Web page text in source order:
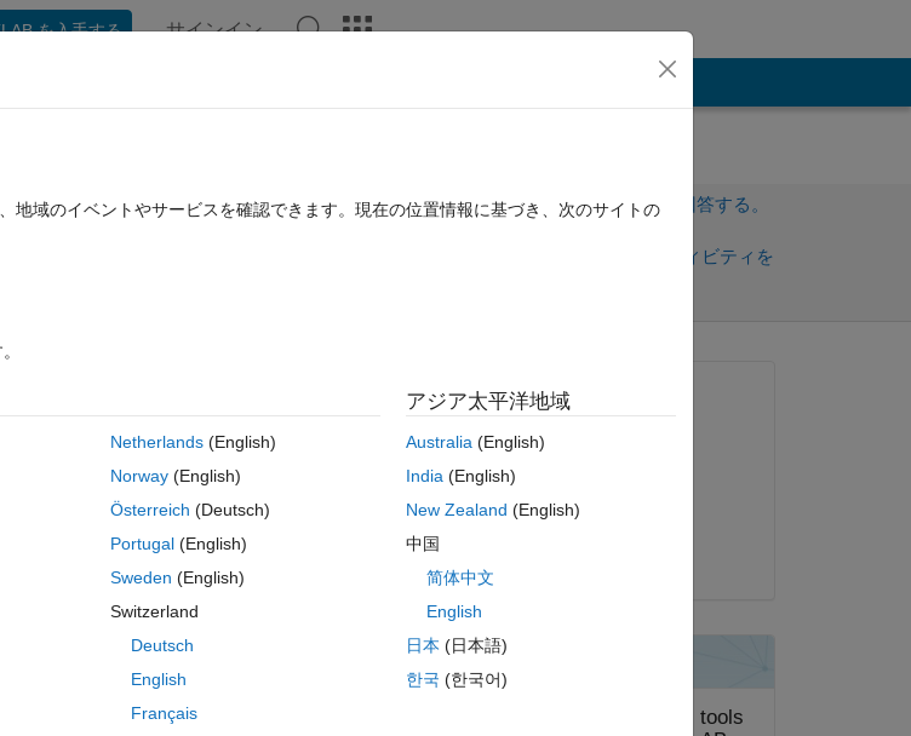
を入手する サインイン
サインインしてこの質問に回答する。
サインインしてアクティビティを
0 投票
質問済み:
2020 年 8 月 19 日
回答済み:
地域のイベントやサービスを確認できます。現在の位置情報に基づき、次のサイトの
Netherlands(English)
Norway(English)
Österreich (Deutsch)
Portugal(English)
Sweden (English)
Switzerland
Deutsch
English
Français
アジア太平洋地域
Australia(English)
India(English)
New Zealand (English)
中国
简体中文
English
日本 (日本語)
한국 (한국어)